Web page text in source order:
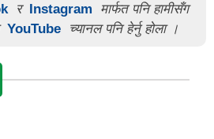
र Instagram
मार्फत पनि हामीसँग
YouTube च्यानल पनि हेर्नु होला ।